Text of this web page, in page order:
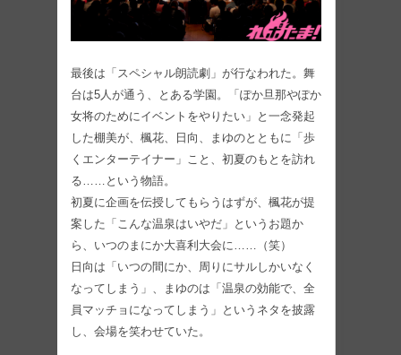
最後は「スペシャル朗読劇」が行なわれた。舞
台は5人が通う、とある学園。「ぽか旦那やぽか
女将のためにイベントをやりたい」と一念発起
した棚美が、楓花、日向、まゆのとともに「歩
くエンターテイナー」こと、初夏のもとを訪れ
る……という物語。
初夏に企画を伝授してもらうはずが、楓花が提
案した「こんな温泉はいやだ」というお題か
ら、いつのまにか大喜利大会に……（笑）
日向は「いつの間にか、周りにサルしかいなく
なってしまう」、まゆのは「温泉の効能で、全
員マッチョになってしまう」というネタを披露
し、会場を笑わせていた。